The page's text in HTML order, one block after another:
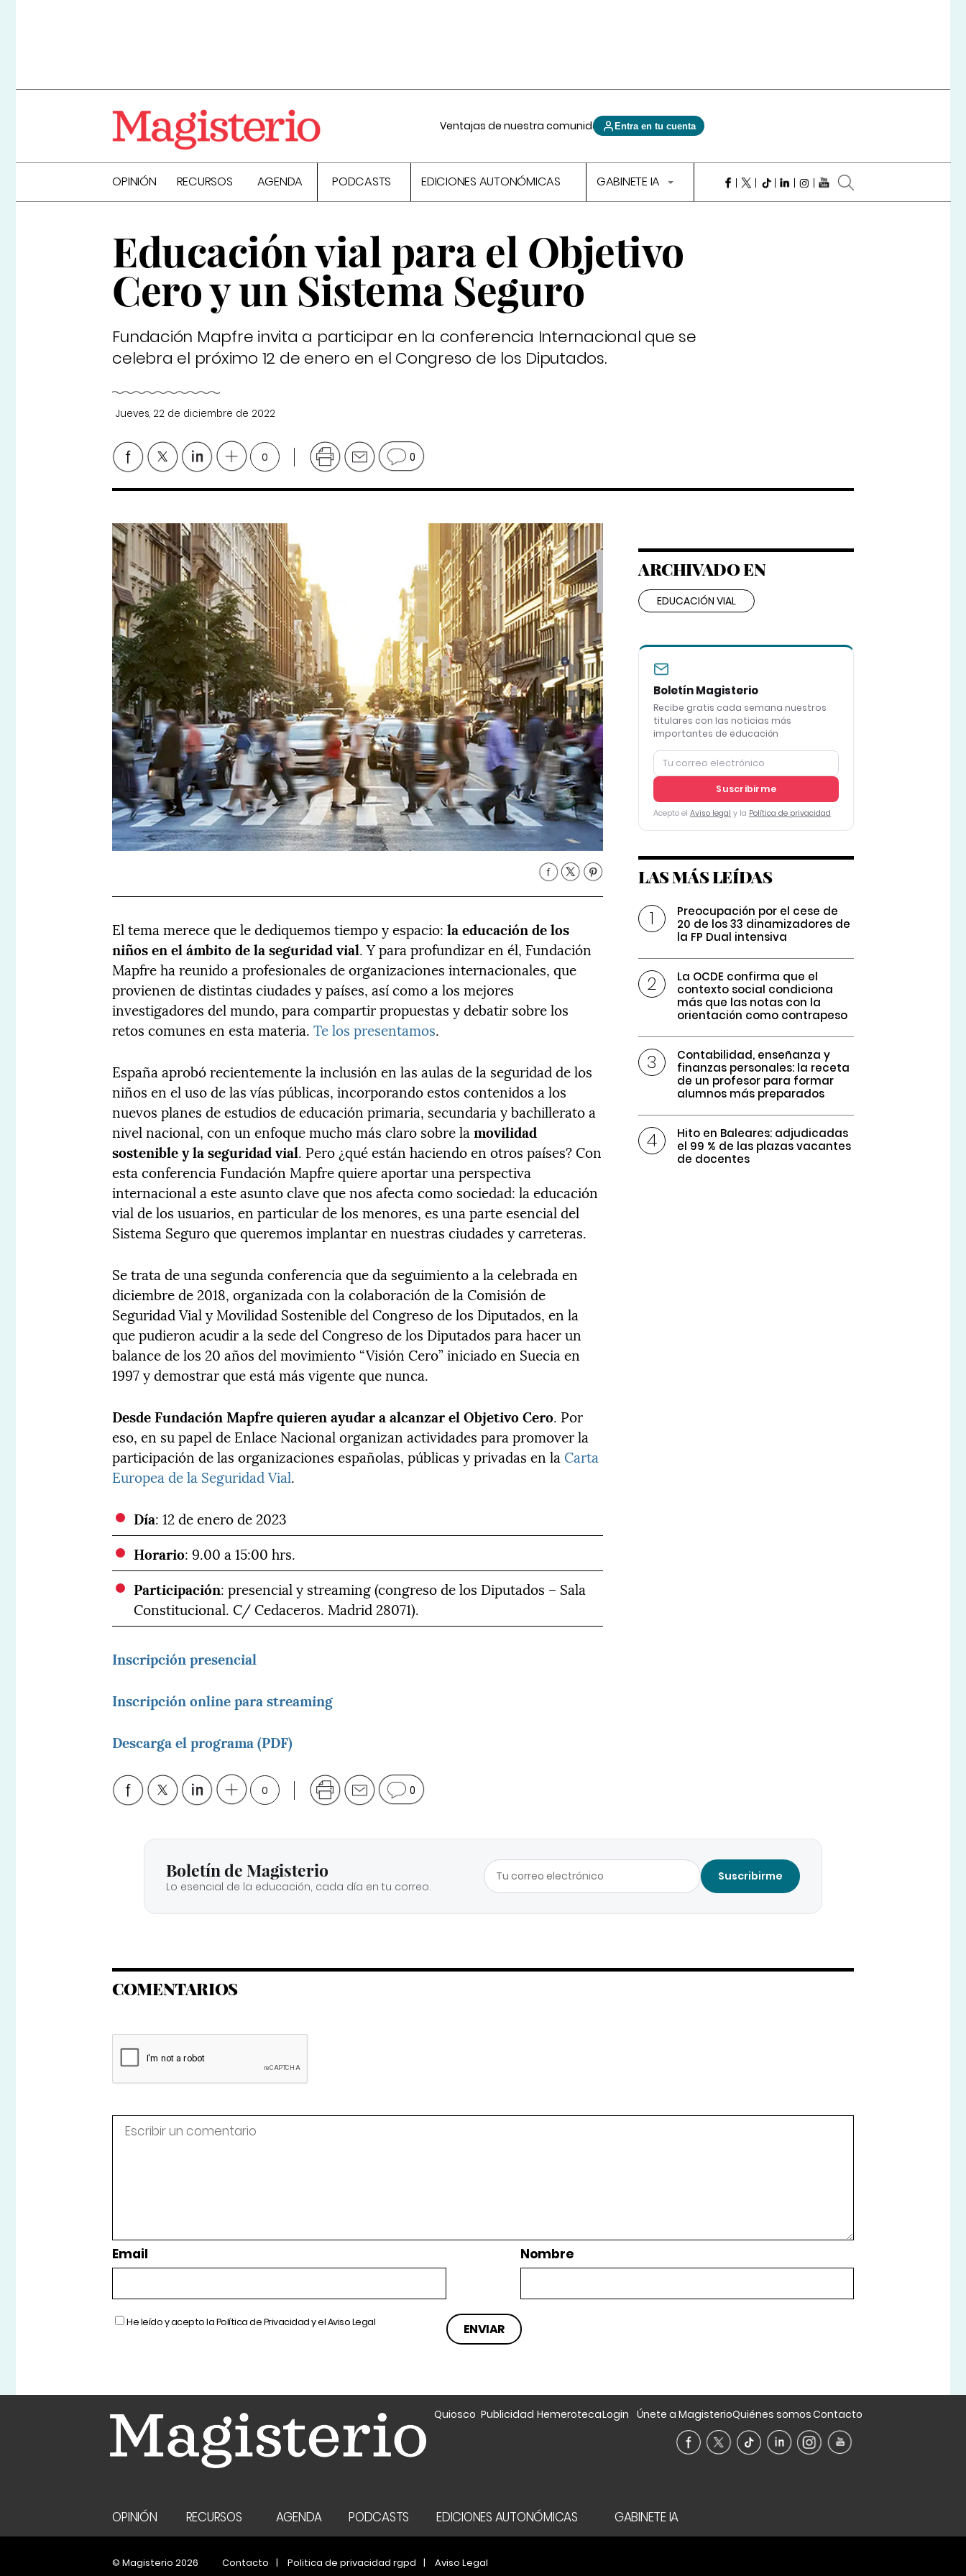
Ventajas de nuestra comunidad Entra en tu cuenta
OPINIÓN RECURSOS AGENDA PODCASTS EDICIONES AUTONÓMICAS GABINETE IA
Educación vial para el Objetivo
Cero y un Sistema Seguro
Fundación Mapfre invita a participar en la conferencia Internacional que se
celebra el próximo 12 de enero en el Congreso de los Diputados.
Jueves, 22 de diciembre de 2022
0 0
El tema merece que le dediquemos tiempo y espacio: la educación de los
niños en el ámbito de la seguridad vial. Y para profundizar en él, Fundación
Mapfre ha reunido a profesionales de organizaciones internacionales, que
provienen de distintas ciudades y países, así como a los mejores
investigadores del mundo, para compartir propuestas y debatir sobre los
retos comunes en esta materia.Te los presentamos.
España aprobó recientemente la inclusión en las aulas de la seguridad de los
niños en el uso de las vías públicas, incorporando estos contenidos a los
nuevos planes de estudios de educación primaria, secundaria y bachillerato a
nivel nacional, con un enfoque mucho más claro sobre lamovilidad
sostenible y la seguridad vial. Pero ¿qué están haciendo en otros países? Con
esta conferencia Fundación Mapfre quiere aportar una perspectiva
internacional a este asunto clave que nos afecta como sociedad: la educación
vial de los usuarios, en particular de los menores, es una parte esencial del
Sistema Seguro que queremos implantar en nuestras ciudades y carreteras.
Se trata de una segunda conferencia que da seguimiento a la celebrada en
diciembre de 2018, organizada con la colaboración de la Comisión de
Seguridad Vial y Movilidad Sostenible del Congreso de los Diputados, en la
que pudieron acudir a la sede del Congreso de los Diputados para hacer un
balance de los 20 años del movimiento “Visión Cero” iniciado en Suecia en
1997 y demostrar que está más vigente que nunca.
Desde Fundación Mapfre quieren ayudar a alcanzar el Objetivo Cero. Por
eso, en su papel de Enlace Nacional organizan actividades para promover la
participación de las organizaciones españolas, públicas y privadas en la Carta
Europea de la Seguridad Vial.
Día: 12 de enero de 2023
Horario: 9.00 a 15:00 hrs.
Participación: presencial y streaming (congreso de los Diputados – Sala
Constitucional. C/ Cedaceros. Madrid 28071).
Inscripción presencial
Inscripción online para streaming
Descarga el programa (PDF)
0 0
ARCHIVADO EN
EDUCACIÓN VIAL
Boletín Magisterio
Recibe gratis cada semana nuestros
titulares con las noticias más
importantes de educación
Suscribirme
Acepto el Aviso legal y la Política de privacidad
LAS MÁS LEÍDAS
Preocupación por el cese de
20 de los 33 dinamizadores de
la FP Dual intensiva
La OCDE confirma que el
contexto social condiciona
más que las notas con la
orientación como contrapeso
Contabilidad, enseñanza y
finanzas personales: la receta
de un profesor para formar
alumnos más preparados
Hito en Baleares: adjudicadas
el 99 % de las plazas vacantes
de docentes
Boletín de Magisterio
Lo esencial de la educación, cada día en tu correo.
Suscribirme
COMENTARIOS
Email Nombre
He leído y acepto laPolítica de Privacidady elAviso Legal
Quiosco Publicidad HemerotecaLogin Únete a MagisterioQuiénes somosContacto
OPINIÓN RECURSOS AGENDA PODCASTS EDICIONES AUTONÓMICAS GABINETE IA
© Magisterio 2026 Contacto Politica de privacidad rgpd Aviso Legal